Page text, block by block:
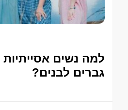
למה נשים אסייתיות
גברים לבנים?